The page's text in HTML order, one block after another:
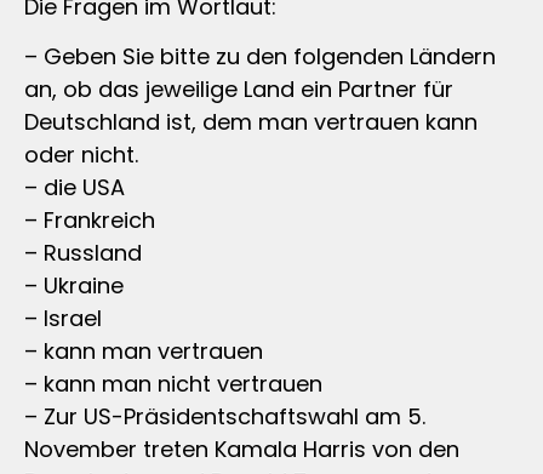
Die Fragen im Wortlaut:
– Geben Sie bitte zu den folgenden Ländern
an, ob das jeweilige Land ein Partner für
Deutschland ist, dem man vertrauen kann
oder nicht.
– die USA
– Frankreich
– Russland
– Ukraine
– Israel
– kann man vertrauen
– kann man nicht vertrauen
– Zur US-Präsidentschaftswahl am 5.
November treten Kamala Harris von den